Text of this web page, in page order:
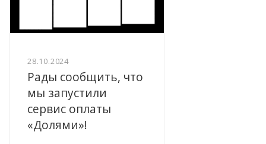
28.10.2024
Рады сообщить, что
мы запустили
сервис оплаты
«Долями»!